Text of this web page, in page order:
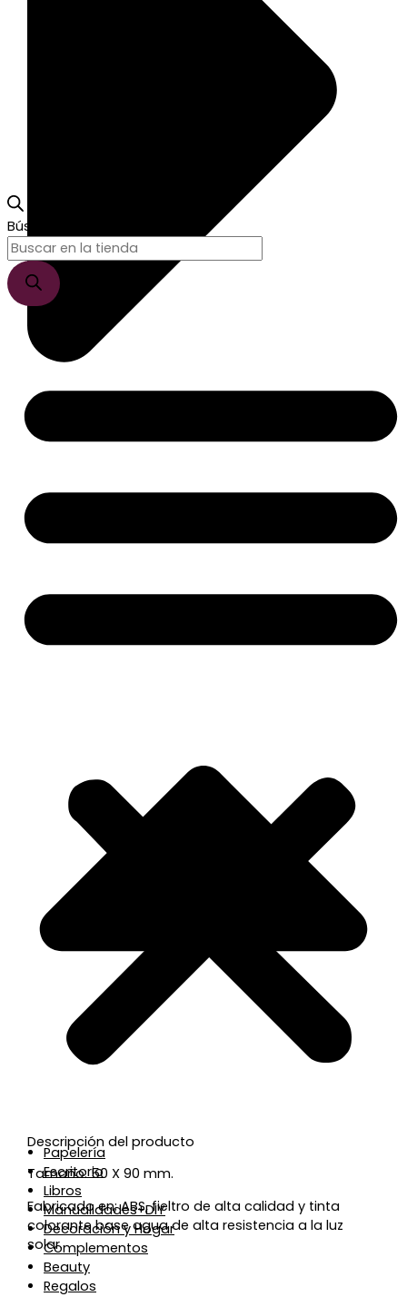
Búsqueda de productos
Papelería
Escritorio
Libros
Manualidades+DIY
Decoración y Hogar
Complementos
Beauty
Regalos
Descripción del producto
Tamaño: 50 X 90 mm.
Fabricado en; ABS, fieltro de alta calidad y tinta
colorante base agua de alta resistencia a la luz
solar.